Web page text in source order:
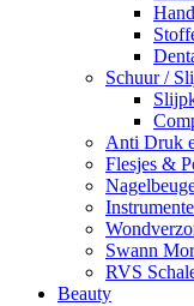
Schuur /
Anti Druk
Flesjes &
Swann
RVS
Beauty